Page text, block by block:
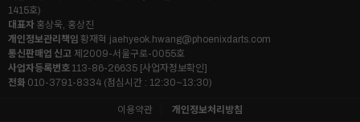
1415호)
대표자 홍상욱, 홍상진
개인정보관리책임 황재혁 jaehyeok.hwang@phoenixdarts.com
통신판매업 신고 제2009-서울구로-0055호
사업자등록번호 113-86-26635 [사업자정보확인]
전화 010-3791-8334 (점심시간 : 12:30~13:30)
이용약관 개인정보처리방침